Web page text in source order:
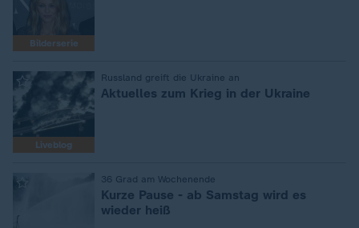
Bilderserie
Liveblog
Russland greift die Ukraine an
: Aktuelles zum Krieg in der Ukraine
36 Grad am Wochenende
:
Kurze Pause - ab Samstag wird es
wieder heiß